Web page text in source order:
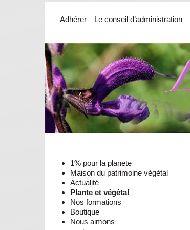
Adhérer Le conseil d’administration
1% pour la planete
Maison du patrimoine végétal
Actualité
Plante et végétal
Nos formations
Boutique
Nous aimons